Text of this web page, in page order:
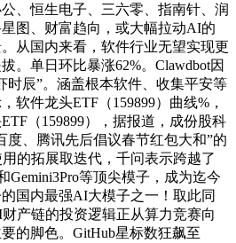
、恒生电子、三六零、指南针、润
图、财富趋向，或大幅拉动AI的
从国内来看，软件行业无望实现更
。单日环比暴涨62%。Clawdbot因
时辰”。涵盖根本软件、收集平安等
软件龙头ETF（159899）曲线%，
（159899），据报道，成份股科
度、腾讯先后倡议春节红包大和”的
的拓展取迭代，千问表示跨越了
Gemini3Pro等顶尖模子，成为迄今
国内最强AI大模子之一！取此同
产链的投资逻辑正从算力竞赛向
的脚色。GitHub星标数狂飙至